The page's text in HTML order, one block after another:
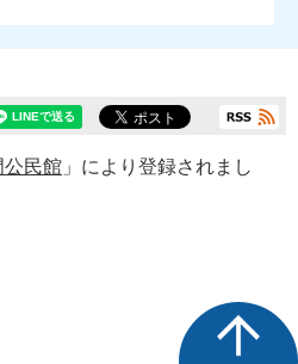
公民館 」により登録されまし